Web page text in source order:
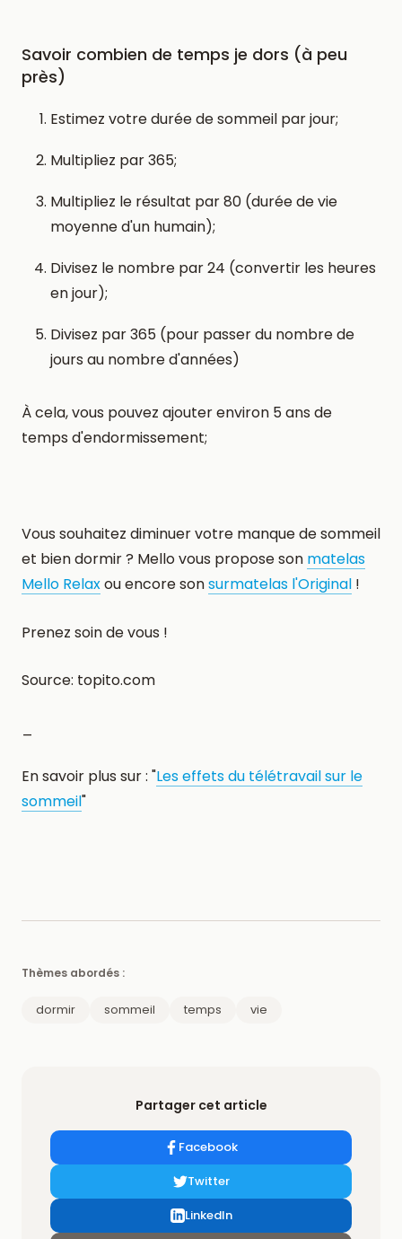
Savoir combien de temps je dors (à peu
près)
Estimez votre durée de sommeil par jour;
Multipliez par 365;
Multipliez le résultat par 80 (durée de vie
moyenne d'un humain);
Divisez le nombre par 24 (convertir les heures
en jour);
Divisez par 365 (pour passer du nombre de
jours au nombre d'années)
À cela, vous pouvez ajouter environ 5 ans de
temps d'endormissement;
Vous souhaitez diminuer votre manque de sommeil
et bien dormir ? Mello vous propose son matelas
Mello Relaxou encore sonsurmatelas l'Original !
Prenez soin de vous !
Source: topito.com
En savoir plus sur : "Les effets du télétravail sur le
sommeil"
Thèmes abordés :
dormir sommeil temps vie
Partager cet article
Facebook
Twitter
LinkedIn